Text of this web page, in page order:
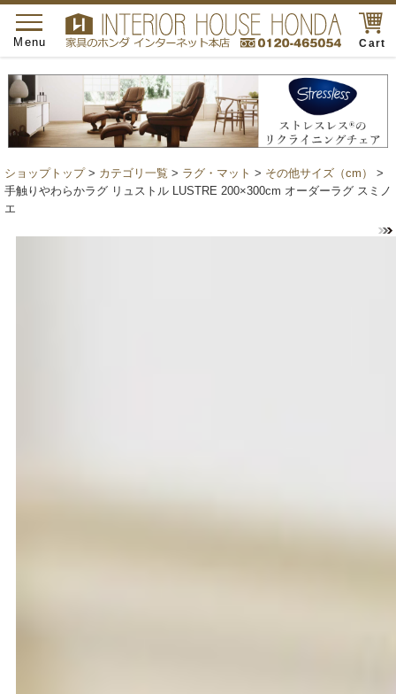
Cart
toggle
navigation
Menu
ショップトップ> カテゴリ一覧 > ラグ・マット > その他サイズ（cm）
>
手触りやわらかラグ リュストル LUSTRE 200×300cm オーダーラグ スミノ
エ